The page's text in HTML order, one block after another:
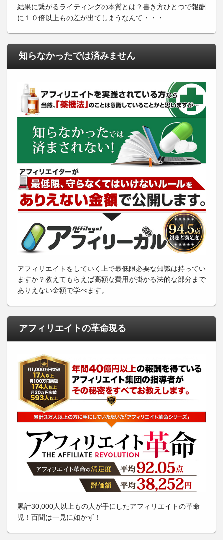
結果に繋がるライティングの本質とは？書き方ひとつで報酬
に１０倍以上もの差が出てしまうなんて・・・
知らなかったでは済みません
アフィリエイトをしていく上で最低限必要な知識は持ってい
ますか？教えてもらえば高額な費用が掛かる法的な部分まで
ありえない金額で学べます。
アフィリエイトの革命現る
累計30,000人以上もの人が手にしたアフィリエイトの革命
児！百聞は一見に如かず！